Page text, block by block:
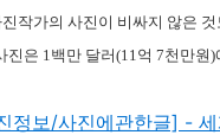
작가의 사진이 비싸지 않은
진은 1백만 달러(11억 7천만원
정보/사진에관한글] -